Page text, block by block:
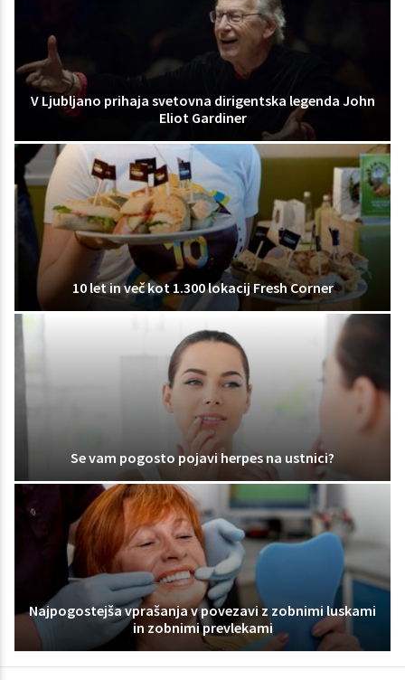
V Ljubljano prihaja svetovna dirigentska legenda John
Eliot Gardiner
10 let in več kot 1.300 lokacij Fresh Corner
Se vam pogosto pojavi herpes na ustnici?
Najpogostejša vprašanja v povezavi z zobnimi luskami
in zobnimi prevlekami